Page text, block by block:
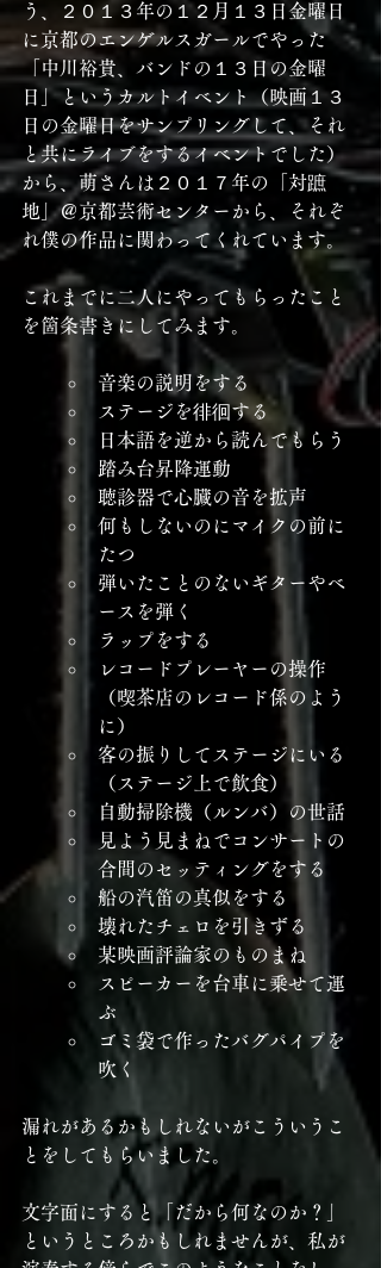
う、２０１３年の１２月１３日金曜日
に京都のエンゲルスガールでやった
「中川裕貴、バンドの１３日の金曜
日」というカルトイベント（映画１３
日の金曜日をサンプリングして、それ
と共にライブをするイベントでした）
から、萌さんは２０１７年の「対蹠
地」＠京都芸術センターから、それぞ
れ僕の作品に関わってくれています。
これまでに二人にやってもらったこと
を箇条書きにしてみます。
音楽の説明をする
ステージを徘徊する
日本語を逆から読んでもらう
踏み台昇降運動
聴診器で心臓の音を拡声
何もしないのにマイクの前に
たつ
弾いたことのないギターやベ
ースを弾く
ラップをする
レコードプレーヤーの操作
（喫茶店のレコード係のよう
に）
客の振りしてステージにいる
（ステージ上で飲食）
自動掃除機（ルンバ）の世話
見よう見まねでコンサートの
合間のセッティングをする
船の汽笛の真似をする
壊れたチェロを引きずる
某映画評論家のものまね
スピーカーを台車に乗せて運
ぶ
ゴミ袋で作ったバグパイプを
吹く
漏れがあるかもしれないがこういうこ
とをしてもらいました。
文字面にすると「だから何なのか？」
というところかもしれませんが、私が